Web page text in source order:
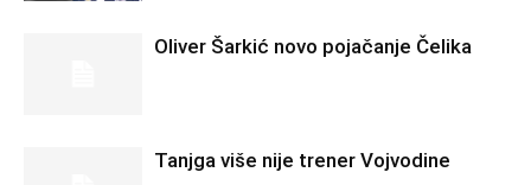
Oliver Šarkić novo pojačanje Čelika
Tanjga više nije trener Vojvodine